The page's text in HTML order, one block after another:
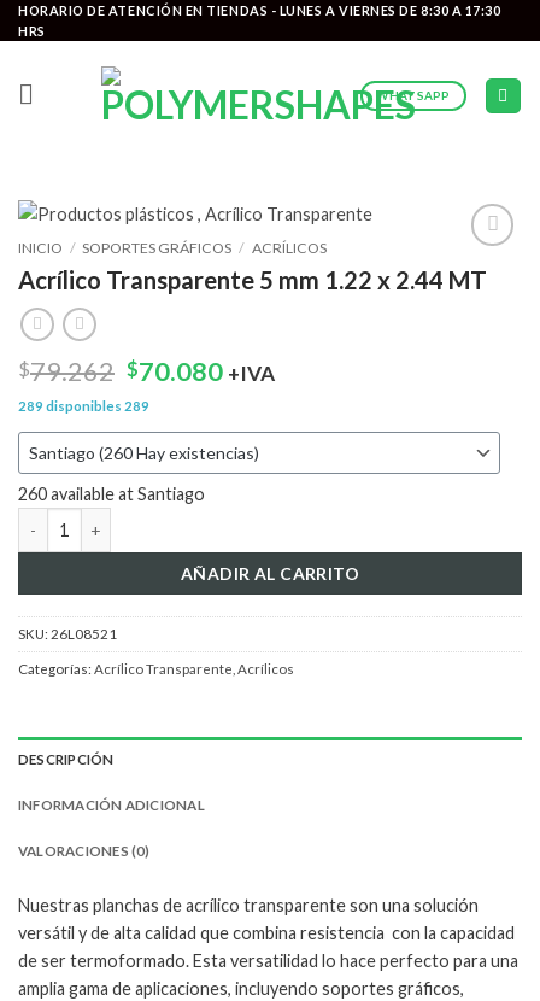
Saltar
al
HORARIO DE ATENCIÓN EN TIENDAS - LUNES A VIERNES DE 8:30 A 17:30
HRS
WHATSAPP
wishlist
INICIO / SOPORTES GRÁFICOS / ACRÍLICOS
Acrílico Transparente 5 mm 1.22 x 2.44 MT
$79.262 El
precio
original
era:
$79.262.
$70.080El
es:
$70.080.
+IVA
289 disponibles 289
260 available at Santiago
Acrílico Transparente 5 mm 1.22 x 2.44 MT cantidad
AÑADIR AL CARRITO
SKU: 26L08521
Categorías: Acrílico Transparente Acrílicos
DESCRIPCIÓN
INFORMACIÓN ADICIONAL
VALORACIONES (0)
Nuestras planchas de acrílico transparente son una solución
versátil y de alta calidad que combina resistencia con la capacidad
de ser termoformado. Esta versatilidad lo hace perfecto para una
amplia gama de aplicaciones, incluyendo soportes gráficos,